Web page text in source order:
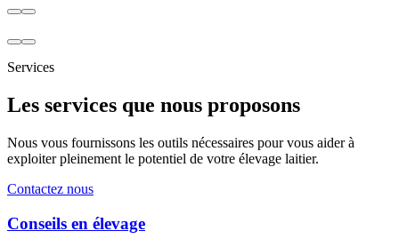
Services
Les services que nous proposons
Nous vous fournissons les outils nécessaires pour vous aider à
exploiter pleinement le potentiel de votre élevage laitier.
Contactez nous
Conseils en élevage